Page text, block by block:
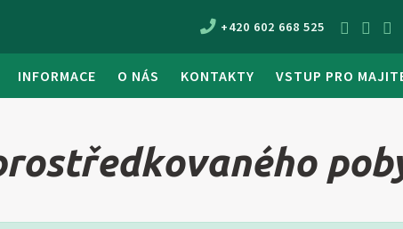
+420 602 668 525
INFORMACE O NÁS KONTAKTY VSTUP PRO